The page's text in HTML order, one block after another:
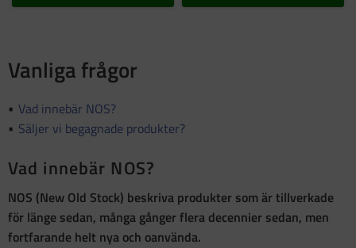
Vanliga frågor
Vad innebär NOS?
Säljer vi begagnade produkter?
Vad innebär NOS?
NOS (New Old Stock) beskriva produkter som ärtillverkade
för länge sedan, många gånger flera decennier sedan, men
fortfarande helt nya och oanvända.